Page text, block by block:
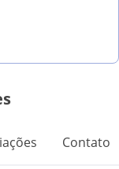
Contato